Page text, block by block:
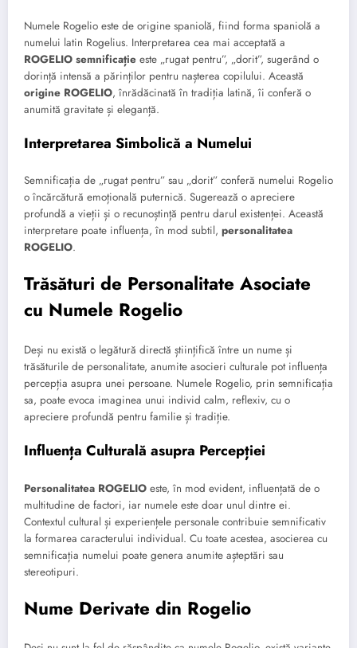
Numele Rogelio este de origine spaniolă, fiind forma spaniolă a
numelui latin Rogelius. Interpretarea cea mai acceptată a
ROGELIO semnificație este „rugat pentru”, „dorit”, sugerând o
dorință intensă a părinților pentru nașterea copilului. Această
origine ROGELIO, înrădăcinată în tradiția latină, îi conferă o
anumită gravitate și eleganță.
Interpretarea Simbolică a Numelui
Semnificația de „rugat pentru” sau „dorit” conferă numelui Rogelio
o încărcătură emoțională puternică. Sugerează o apreciere
profundă a vieții și o recunoștință pentru darul existenței. Această
interpretare poate influența, în mod subtil, personalitatea
ROGELIO.
Trăsături de Personalitate Asociate
cu Numele Rogelio
Deși nu există o legătură directă științifică între un nume și
trăsăturile de personalitate, anumite asocieri culturale pot influența
percepția asupra unei persoane. Numele Rogelio, prin semnificația
sa, poate evoca imaginea unui individ calm, reflexiv, cu o
apreciere profundă pentru familie și tradiție.
Influența Culturală asupra Percepției
Personalitatea ROGELIO este, în mod evident, influențată de o
multitudine de factori, iar numele este doar unul dintre ei.
Contextul cultural și experiențele personale contribuie semnificativ
la formarea caracterului individual. Cu toate acestea, asocierea cu
semnificația numelui poate genera anumite așteptări sau
stereotipuri.
Nume Derivate din Rogelio